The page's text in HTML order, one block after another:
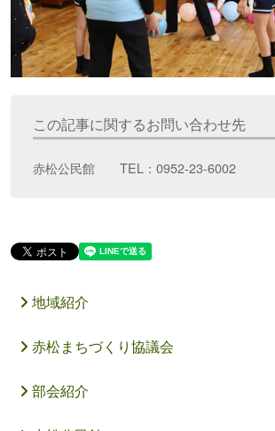
この記事に関するお問い合わせ先
赤松公民館 TEL：0952-23-6002
地域紹介
赤松まちづくり協議会
部会紹介